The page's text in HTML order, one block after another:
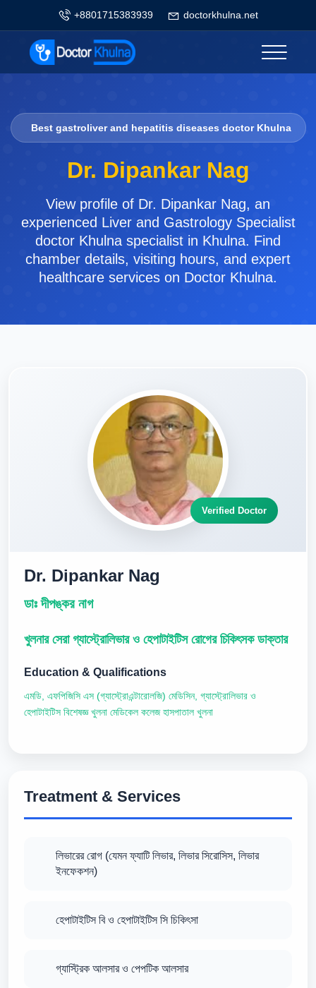
+8801715383939 doctorkhulna.net
Best gastroliver and hepatitis diseases doctor Khulna
Dr. Dipankar Nag
View profile of Dr. Dipankar Nag, an
experienced Liver and Gastrology Specialist
doctor Khulna specialist in Khulna. Find
chamber details, visiting hours, and expert
healthcare services on Doctor Khulna.
Verified Doctor
Dr. Dipankar Nag
ডাঃ দীপঙ্কর নাগ
খুলনার সেরা গ্যাস্ট্রোলিভার ও হেপাটাইটিস রোগের চিকিৎসক ডাক্তার
Education & Qualifications
এমডি, এফপিজিসি এস (গ্যাস্ট্রোএন্টারোলজি) মেডিসিন, গ্যাস্ট্রোলিভার ও
হেপাটাইটিস বিশেষজ্ঞ খুলনা মেডিকেল কলেজ হাসপাতাল খুলনা
Treatment & Services
লিভারের রোগ (যেমন ফ্যাটি লিভার, লিভার সিরোসিস, লিভার
ইনফেকশন)
হেপাটাইটিস বি ও হেপাটাইটিস সি চিকিৎসা
গ্যাস্ট্রিক আলসার ও পেপটিক আলসার